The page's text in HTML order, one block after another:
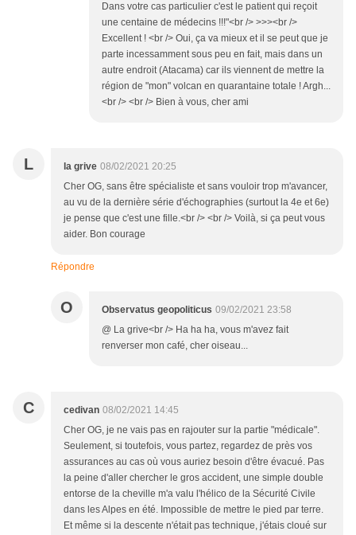
Dans votre cas particulier c'est le patient qui reçoit
une centaine de médecins !!!"<br /> >>><br />
Excellent ! <br /> Oui, ça va mieux et il se peut que je
parte incessamment sous peu en fait, mais dans un
autre endroit (Atacama) car ils viennent de mettre la
région de "mon" volcan en quarantaine totale ! Argh...
<br /> <br /> Bien à vous, cher ami
L la grive 08/02/2021 20:25
Cher OG, sans être spécialiste et sans vouloir trop m'avancer,
au vu de la dernière série d'échographies (surtout la 4e et 6e)
je pense que c'est une fille.<br /> <br /> Voilà, si ça peut vous
aider. Bon courage
Répondre
O Observatus geopoliticus 09/02/2021 23:58
@ La grive<br /> Ha ha ha, vous m'avez fait
renverser mon café, cher oiseau...
C cedivan 08/02/2021 14:45
Cher OG, je ne vais pas en rajouter sur la partie "médicale".
Seulement, si toutefois, vous partez, regardez de près vos
assurances au cas où vous auriez besoin d'être évacué. Pas
la peine d'aller chercher le gros accident, une simple double
entorse de la cheville m'a valu l'hélico de la Sécurité Civile
dans les Alpes en été. Impossible de mettre le pied par terre.
Et même si la descente n'était pas technique, j'étais cloué sur